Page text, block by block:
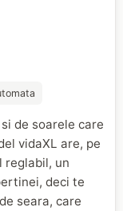
de soarele care
vidaXL are, pe
reglabil, un
deci te
seara, care